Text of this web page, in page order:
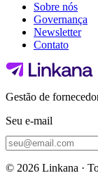
Sobre nós
Governança
Newsletter
Contato
Gestão de
Seu e-mail
© 2026 Linkana ·